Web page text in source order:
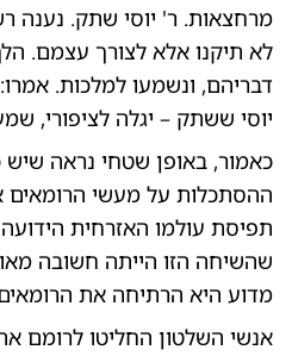
מרחצאות. ר' יוסי שתק. נענה
לא תיקנו אלא לצורך עצמם.
דבריהם, ונשמעו למלכות.
יוסי ששתק – יגלה לציפורי,
כאמור, באופן שטחי נראה שיש
ההסתכלות על מעשי הרומאים
תפיסת עולמו האזרחית
שהשיחה הזו הייתה חשובה
מדוע היא הרתיחה את
אנשי השלטון החליטו לרומם